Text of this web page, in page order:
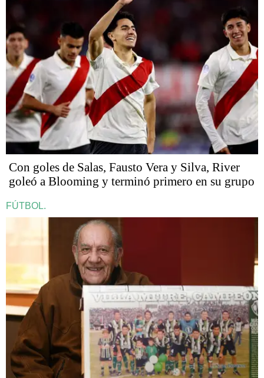
Con goles de Salas, Fausto Vera y Silva, River
goleó a Blooming y terminó primero en su grupo
FÚTBOL.